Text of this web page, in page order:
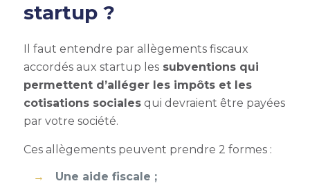
startup ?
Il faut entendre par allègements fiscaux
accordés aux startup lessubventions qui
permettent d’alléger les impôts et les
cotisations socialesqui devraient être payées
par votre société.
Ces allègements peuvent prendre 2 formes :
Une aide fiscale ;